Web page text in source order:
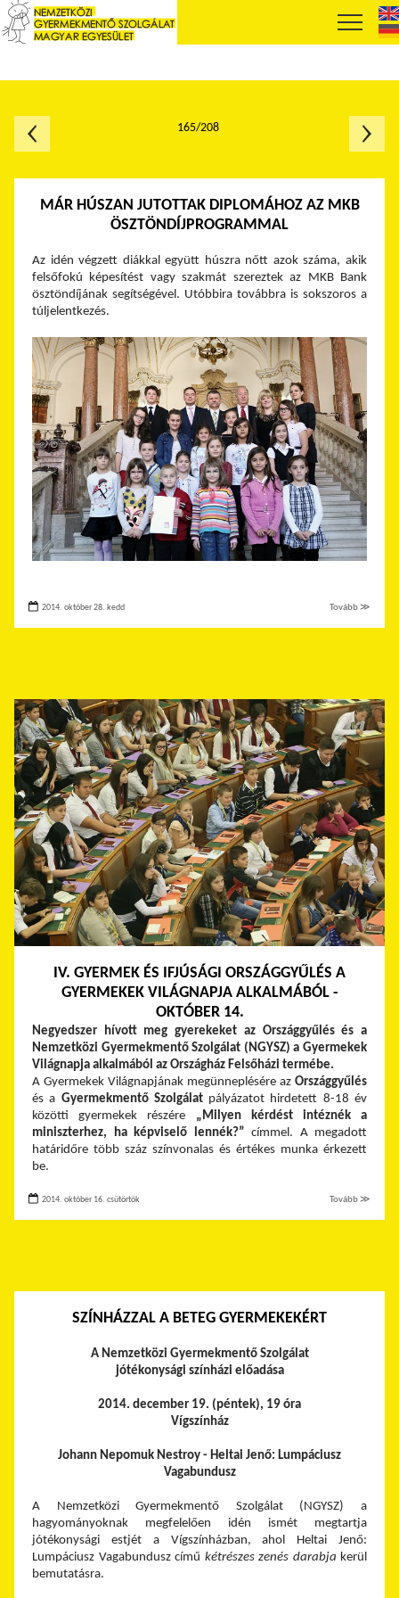
MÁR HÚSZAN JUTOTTAK DIPLOMÁHOZ AZ MKB
ÖSZTÖNDÍJPROGRAMMAL
Az idén végzett diákkal együtt húszra nőtt azok száma, akik
felsőfokú képesítést vagy szakmát szereztek az MKB Bank
ösztöndíjának segítségével. Utóbbira továbbra is sokszoros a
túljelentkezés.
2014. október 28. kedd Tovább ≫
IV. GYERMEK ÉS IFJÚSÁGI ORSZÁGGYŰLÉS A
GYERMEKEK VILÁGNAPJA ALKALMÁBÓL -
OKTÓBER 14.
Negyedszer hívott meg gyerekeket az Országgyűlés és a
Nemzetközi Gyermekmentő Szolgálat (NGYSZ)a Gyermekek
Világnapja alkalmából az Országház Felsőházi termébe.
A Gyermekek Világnapjának megünneplésére az Országgyűlés
és a Gyermekmentő Szolgálatpályázatot hirdetett 8-18 év
közötti gyermekek részére „Milyen kérdést intéznék a
miniszterhez, ha képviselő lennék?” címmel. A megadott
határidőre több száz színvonalas és értékes munka érkezett
be.
2014. október 16. csütörtök Tovább ≫
SZÍNHÁZZAL A BETEG GYERMEKEKÉRT
A Nemzetközi Gyermekmentő Szolgálat
jótékonysági színházi előadása
2014. december 19. (péntek), 19 óra
Vígszínház
Johann Nepomuk Nestroy - Heltai Jenő: Lumpáciusz
Vagabundusz
A Nemzetközi Gyermekmentő Szolgálat (NGYSZ) a
hagyományoknak megfelelően idén ismét megtartja
jótékonysági estjét a Vígszínházban, ahol Heltai Jenő:
Lumpáciusz Vagabundusz című kétrészes zenés darabja kerül
bemutatásra.
165/208